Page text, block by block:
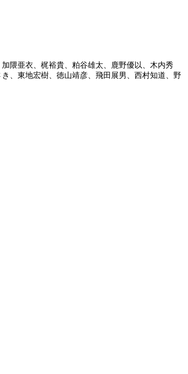
隈亜衣、梶裕貴、粕谷雄太、鹿野優以、木内秀
、東地宏樹、徳山靖彦、飛田展男、西村知道、野